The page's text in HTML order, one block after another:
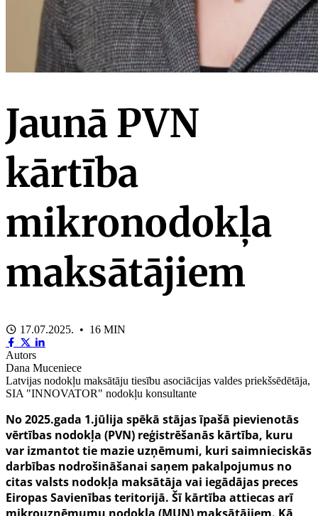
Jaunā PVN
kārtība
mikronodokļa
maksātājiem
17.07.2025. • 16 MIN
Autors
Dana Muceniece
Latvijas nodokļu maksātāju tiesību asociācijas valdes priekšsēdētāja,
SIA "INNOVATOR" nodokļu konsultante
No 2025.gada 1.jūlija spēkā stājas īpašā pievienotās
vērtības nodokļa (PVN) reģistrēšanās kārtība, kuru
var izmantot tie mazie uzņēmumi, kuri saimnieciskās
darbības nodrošināšanai saņem pakalpojumus no
citas valsts nodokļa maksātāja vai iegādājas preces
Eiropas Savienības teritorijā. Šī kārtība attiecas arī